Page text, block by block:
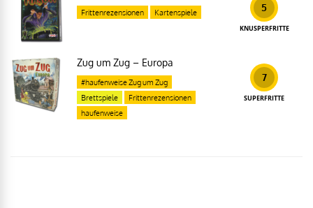
5
KNUSPERFRITTE
Frittenrezensionen Kartenspiele
7
SUPERFRITTE
Zug um Zug – Europa
#haufenweise Zug um Zug
Brettspiele
Frittenrezensionen
haufenweise